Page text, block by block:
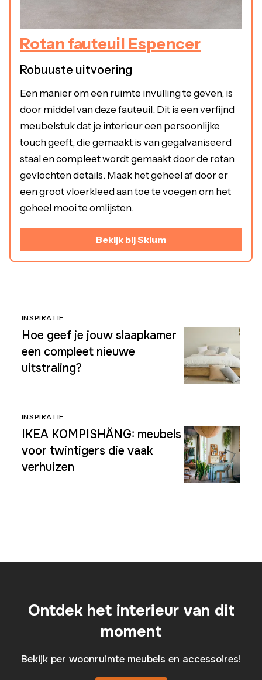
Rotan fauteuil Espencer
Robuuste uitvoering
Een manier om een ruimte invulling te geven, is
door middel van deze fauteuil. Dit is een verfijnd
meubelstuk dat je interieur een persoonlijke
touch geeft, die gemaakt is van gegalvaniseerd
staal en compleet wordt gemaakt door de rotan
gevlochten details. Maak het geheel af door er
een groot vloerkleed aan toe te voegen om het
geheel mooi te omlijsten.
Bekijk bij Sklum
INSPIRATIE
Hoe geef je jouw slaapkamer
een compleet nieuwe
uitstraling?
INSPIRATIE
IKEA KOMPISHÄNG: meubels
voor twintigers die vaak
verhuizen
Ontdek het interieur van dit
moment
Bekijk per woonruimte meubels en accessoires!